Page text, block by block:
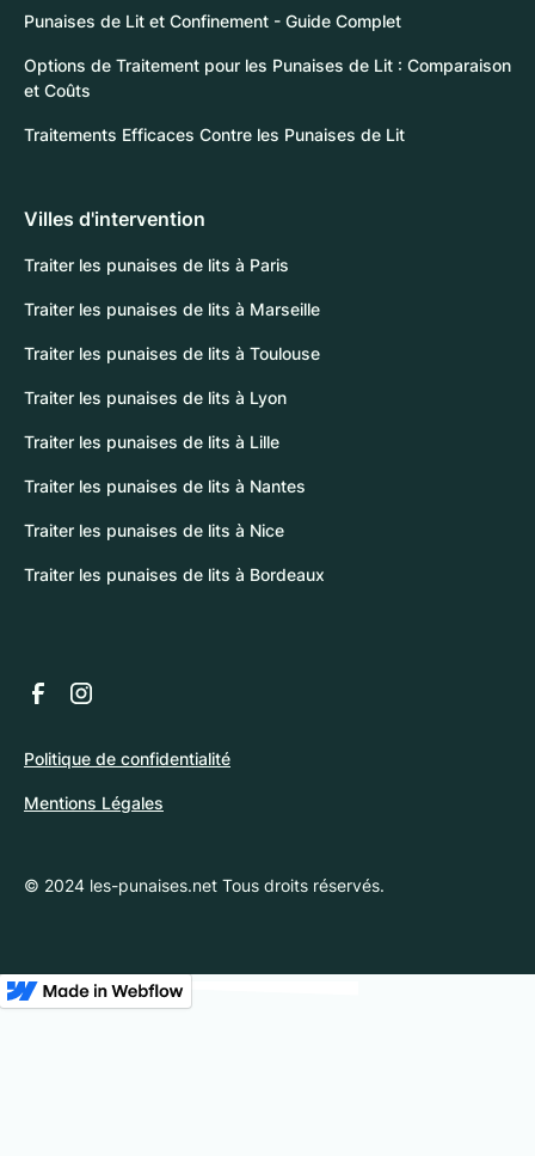
Punaises de Lit et Confinement - Guide Complet
Options de Traitement pour les Punaises de Lit : Comparaison
et Coûts
Traitements Efficaces Contre les Punaises de Lit
Villes d'intervention
Traiter les punaises de lits à Paris
Traiter les punaises de lits à Marseille
Traiter les punaises de lits à Toulouse
Traiter les punaises de lits à Lyon
Traiter les punaises de lits à Lille
Traiter les punaises de lits à Nantes
Traiter les punaises de lits à Nice
Traiter les punaises de lits à Bordeaux
© 2024 les-punaises.net Tous droits réservés.
Politique de confidentialité
Mentions Légales